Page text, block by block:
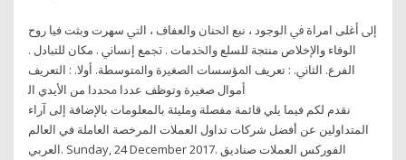
ﺇﱃ ﺃﻏﻠﻰ ﺍﻣﺮﺍﺓ ﰲ ﺍﻟﻮﺟﻮﺩ ، ﻧﺒﻊ ﺍﳊﻨﺎﻥ ﻭﺍﻟﻌﻔﺎﻑ ، ﺍﻟﱵ ﺳﻬﺮﺕ ﻭﺑﺜﺖ ﻓﻴﺎ ﺭﻭﺡ
ﺍﻟﻮﻓﺎﺀ ﻭﺍﻹﺧﻼﺹ ﻣﻨﺘﺠﺔ ﻟﻠﺴﻠﻊ ﻭﺍﳋﺪﻣﺎﺕ . ﲡﻤﻊ ﺇﻧﺴﺎﱐ . ﻣﻜﺎﻥ ﻟﻠﺘﺒﺎﺩﻝ .
ﺍﻟﻔﺮﻉ. ﺍﻟﺜﺎﱐ. : ﺗﻌﺮﻳﻒ ﺍﳌﺆﺳﺴﺎﺕ ﺍﻟﺼﻐﲑﺓ ﻭﺍﳌﺘﻮﺳﻄﺔ. ﺃﻭﻻ. : ﺍﻟﺘﻌﺮﻳﻒ
ﺃﻣﻮﺍﻝ ﺻﻐﲑﺓ ﻭﺗﻮﻇﻒ ﻋﺪﺩﺍ ﳏﺪﺩﺍ ﻣﻦ ﺍﻷﻳﺪﻱ ﺍﻟ
نقدم لكم فيما يلي قائمة مفصلة ومليئة بالمعلومات بالإضافة إلى آراء
المتداولين عن أفضل شركات تداول العملات المرخصة العاملة في العالم
العربي. Sunday, 24 December 2017. الفوركس العملات صناديق